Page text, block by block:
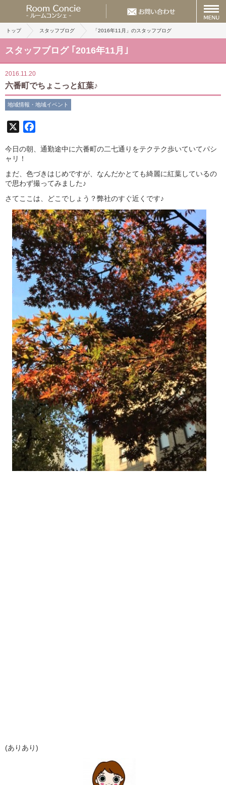
トップ スタッフブログ 「2016年11月」のスタッフブログ
スタッフブログ ｢2016年11月｣
2016.11.20
六番町でちょこっと紅葉♪
地域情報・地域イベント
今日の朝、通勤途中に六番町の二七通りをテクテク歩いていてパシ
ャリ！
まだ、色づきはじめですが、なんだかとても綺麗に紅葉しているの
で思わず撮ってみました♪
さてここは、どこでしょう？弊社のすぐ近くです♪
(ありあり)